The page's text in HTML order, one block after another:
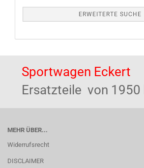
ERWEITERTE SUCHE
Sportwagen Eckert
Ersatzteile von 1950
MEHR ÜBER...
Widerrufsrecht
DISCLAIMER